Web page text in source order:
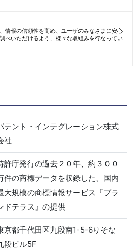
情報の信頼性を高め、ユーザのみなさまに安心
べいただけるよう、様々な取組みを行なってい
テント・インテグレーション株式
社
許庁発行の過去２０年、約３００
件の商標データを収録した、国内
大規模の商標情報サービス『ブラ
ドテラス』の提供
京都千代田区九段南1-5-6りそな
段ビル5F